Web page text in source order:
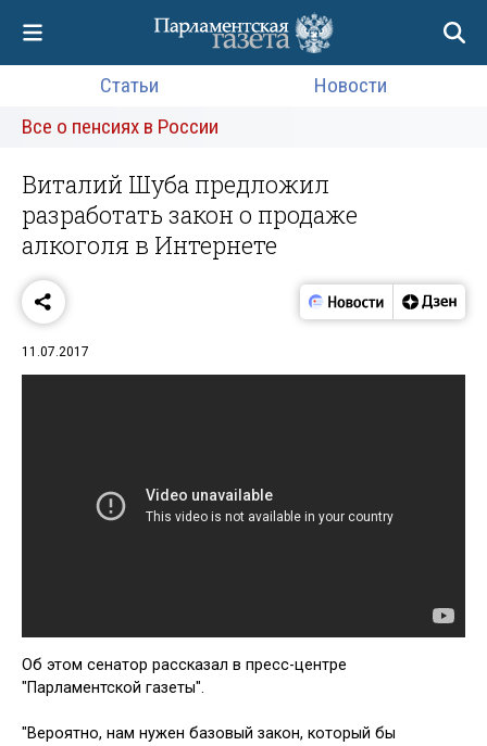
Статьи
Новости
Все о пенсиях в России
Виталий Шуба предложил
разработать закон о продаже
алкоголя в Интернете
11.07.2017
Об этом сенатор рассказал в пресс-центре
"Парламентской газеты".
"Вероятно, нам нужен базовый закон, который бы